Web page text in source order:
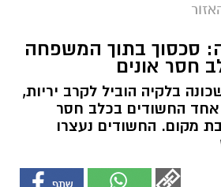
סכסוך בתוך המשפחה
חסר אונים
בלקיה הוביל לקרב יריות,
החשודים בכלב חסר
מקום. החשודים נעצרו